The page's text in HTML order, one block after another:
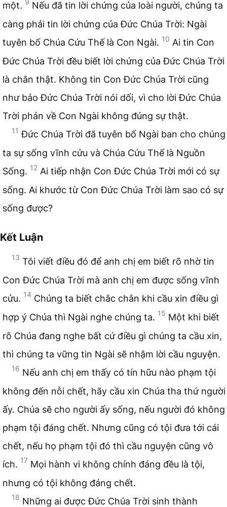
một.
Nếu đã tin lời chứng của loài người, chúng ta
càng phải tin lời chứng của Đức Chúa Trời: Ngài
tuyên bố Chúa Cứu Thế là Con Ngài. 10 Ai tin Con
Đức Chúa Trời đều biết lời chứng của Đức Chúa Trời
là chân thật. Không tin Con Đức Chúa Trời cũng
như bảo Đức Chúa Trời nói dối, vì cho lời Đức Chúa
Trời phán về Con Ngài không đúng sự thật.
11 Đức Chúa Trời đã tuyên bố Ngài ban cho chúng
ta sự sống vĩnh cửu và Chúa Cứu Thế là Nguồn
Sống. 12 Ai tiếp nhận Con Đức Chúa Trời mới có sự
sống. Ai khước từ Con Đức Chúa Trời làm sao có sự
sống được?
Kết Luận
13 Tôi viết điều đó để anh chị em biết rõ nhờ tin
Con Đức Chúa Trời mà anh chị em được sống vĩnh
cửu. 14 Chúng ta biết chắc chắn khi cầu xin điều gì
hợp ý Chúa thì Ngài nghe chúng ta. 15 Một khi biết
rõ Chúa đang nghe bất cứ điều gì chúng ta cầu xin,
thì chúng ta vững tin Ngài sẽ nhậm lời cầu nguyện.
16 Nếu anh chị em thấy có tín hữu nào phạm tội
không đến nỗi chết, hãy cầu xin Chúa tha thứ người
ấy. Chúa sẽ cho người ấy sống, nếu người đó không
phạm tội đáng chết. Nhưng cũng có tội đưa tới cái
chết, nếu họ phạm tội đó thì cầu nguyện cũng vô
ích. 17 Mọi hành vi không chính đáng đều là tội,
nhưng có tội không đáng chết.
18 Những ai được Đức Chúa Trời sinh thành